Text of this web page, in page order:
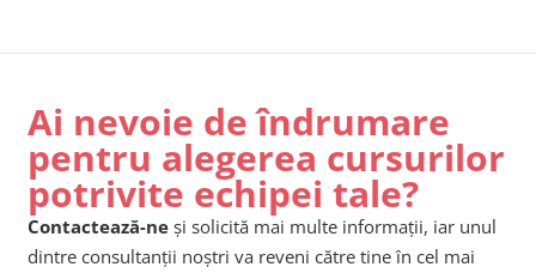
Ai nevoie de îndrumare
pentru alegerea cursurilor
potrivite echipei tale?
Contactează-ne și solicită mai multe informații, iar unul
dintre consultanții noștri va reveni către tine în cel mai